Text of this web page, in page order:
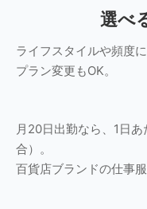
選べ
ライフスタイルや頻度
プラン変更もOK。
月20日出勤なら、1日
合）。
百貨店ブランドの仕事